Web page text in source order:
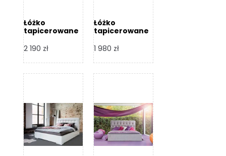
Łóżko
tapicerowane
Design
2 190 zł
Łóżko
tapicerowane
Design
1 980 zł